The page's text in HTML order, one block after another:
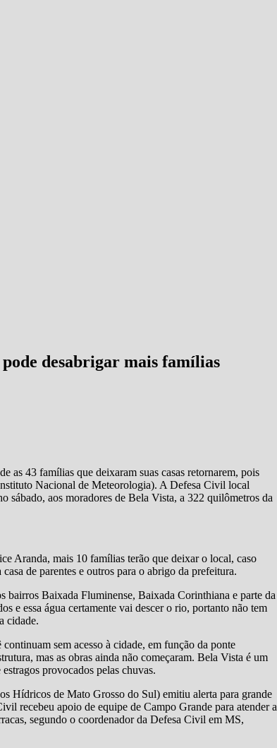
desabrigar mais famílias
as 43 famílias que deixaram suas casas retornarem, pois
Nacional de Meteorologia). A Defesa Civil local
sábado, aos moradores de Bela Vista, a 322 quilômetros da
Aranda, mais 10 famílias terão que deixar o local, caso
de parentes e outros para o abrigo da prefeitura.
bairros Baixada Fluminense, Baixada Corinthiana e parte da
e essa água certamente vai descer o rio, portanto não tem
cidade.
sem acesso à cidade, em função da ponte
mas as obras ainda não começaram. Bela Vista é um
provocados pelas chuvas.
Hídricos de Mato Grosso do Sul) emitiu alerta para grande
recebeu apoio de equipe de Campo Grande para atender a
segundo o coordenador da Defesa Civil em MS,